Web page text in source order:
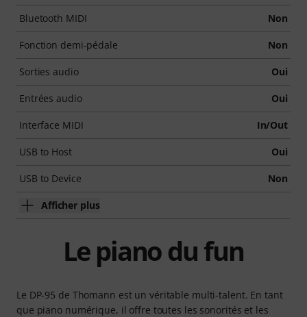
Bluetooth MIDI Non
Fonction demi-pédale Non
Sorties audio Oui
Entrées audio Oui
Interface MIDI In/Out
USB to Host Oui
USB to Device Non
Afficher plus
Le piano du fun
Le DP-95 de Thomann est un véritable multi-talent. En tant
que piano numérique, il offre toutes les sonorités et les